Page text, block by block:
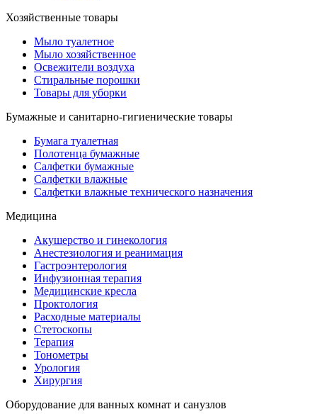
Хозяйственные товары
Мыло туалетное
Мыло хозяйственное
Освежители воздуха
Стиральные порошки
Товары для уборки
Бумажные и санитарно-гигиенические товары
Бумага туалетная
Полотенца бумажные
Салфетки бумажные
Салфетки влажные
Салфетки влажные технического назначения
Медицина
Акушерство и гинекология
Анестезиология и реанимация
Гастроэнтерология
Инфузионная терапия
Медицинские кресла
Проктология
Расходные материалы
Стетоскопы
Терапия
Тонометры
Урология
Хирургия
Оборудование для ванных комнат и санузлов